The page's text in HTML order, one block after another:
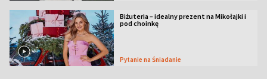
Biżuteria – idealny prezent na Mikołajki i
pod choinkę
Pytanie na Śniadanie